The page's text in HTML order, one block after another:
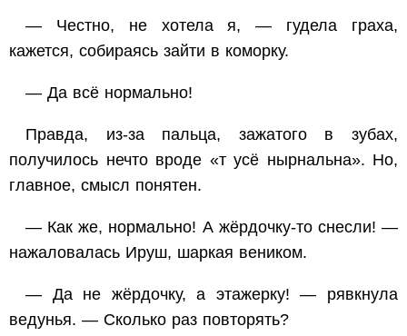
— Честно, не хотела я, — гудела граха,
кажется, собираясь зайти в коморку.
— Да всё нормально!
Правда, из-за пальца, зажатого в зубах,
получилось нечто вроде «т усё нырнальна». Но,
главное, смысл понятен.
— Как же, нормально! А жёрдочку-то снесли! —
нажаловалась Ируш, шаркая веником.
— Да не жёрдочку, а этажерку! — рявкнула
ведунья. — Сколько раз повторять?